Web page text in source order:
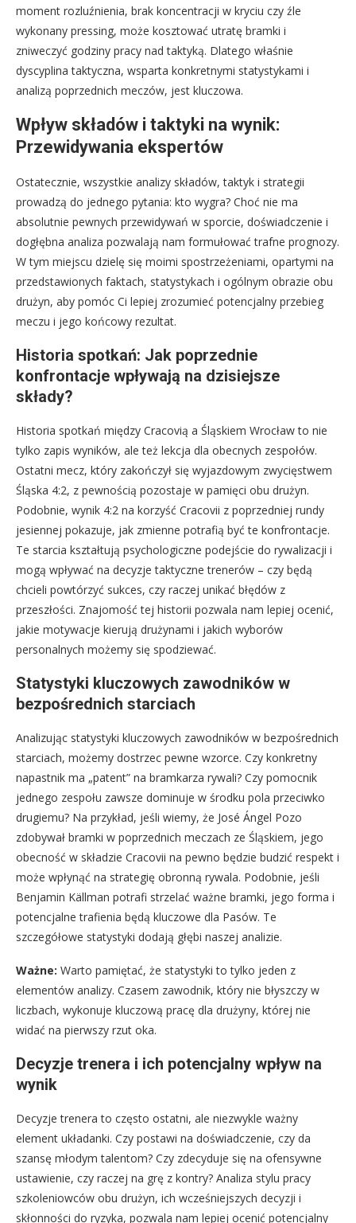
moment rozluźnienia, brak koncentracji w kryciu czy źle
wykonany pressing, może kosztować utratę bramki i
zniweczyć godziny pracy nad taktyką. Dlatego właśnie
dyscyplina taktyczna, wsparta konkretnymi statystykami i
analizą poprzednich meczów, jest kluczowa.
Wpływ składów i taktyki na wynik:
Przewidywania ekspertów
Ostatecznie, wszystkie analizy składów, taktyk i strategii
prowadzą do jednego pytania: kto wygra? Choć nie ma
absolutnie pewnych przewidywań w sporcie, doświadczenie i
dogłębna analiza pozwalają nam formułować trafne prognozy.
W tym miejscu dzielę się moimi spostrzeżeniami, opartymi na
przedstawionych faktach, statystykach i ogólnym obrazie obu
drużyn, aby pomóc Ci lepiej zrozumieć potencjalny przebieg
meczu i jego końcowy rezultat.
Historia spotkań: Jak poprzednie
konfrontacje wpływają na dzisiejsze
składy?
Historia spotkań między Cracovią a Śląskiem Wrocław to nie
tylko zapis wyników, ale też lekcja dla obecnych zespołów.
Ostatni mecz, który zakończył się wyjazdowym zwycięstwem
Śląska 4:2, z pewnością pozostaje w pamięci obu drużyn.
Podobnie, wynik 4:2 na korzyść Cracovii z poprzedniej rundy
jesiennej pokazuje, jak zmienne potrafią być te konfrontacje.
Te starcia kształtują psychologiczne podejście do rywalizacji i
mogą wpływać na decyzje taktyczne trenerów – czy będą
chcieli powtórzyć sukces, czy raczej unikać błędów z
przeszłości. Znajomość tej historii pozwala nam lepiej ocenić,
jakie motywacje kierują drużynami i jakich wyborów
personalnych możemy się spodziewać.
Statystyki kluczowych zawodników w
bezpośrednich starciach
Analizując statystyki kluczowych zawodników w bezpośrednich
starciach, możemy dostrzec pewne wzorce. Czy konkretny
napastnik ma „patent” na bramkarza rywali? Czy pomocnik
jednego zespołu zawsze dominuje w środku pola przeciwko
drugiemu? Na przykład, jeśli wiemy, że José Ángel Pozo
zdobywał bramki w poprzednich meczach ze Śląskiem, jego
obecność w składzie Cracovii na pewno będzie budzić respekt i
może wpłynąć na strategię obronną rywala. Podobnie, jeśli
Benjamin Källman potrafi strzelać ważne bramki, jego forma i
potencjalne trafienia będą kluczowe dla Pasów. Te
szczegółowe statystyki dodają głębi naszej analizie.
Ważne: Warto pamiętać, że statystyki to tylko jeden z
elementów analizy. Czasem zawodnik, który nie błyszczy w
liczbach, wykonuje kluczową pracę dla drużyny, której nie
widać na pierwszy rzut oka.
Decyzje trenera i ich potencjalny wpływ na
wynik
Decyzje trenera to często ostatni, ale niezwykle ważny
element układanki. Czy postawi na doświadczenie, czy da
szansę młodym talentom? Czy zdecyduje się na ofensywne
ustawienie, czy raczej na grę z kontry? Analiza stylu pracy
szkoleniowców obu drużyn, ich wcześniejszych decyzji i
skłonności do ryzyka, pozwala nam lepiej ocenić potencjalny